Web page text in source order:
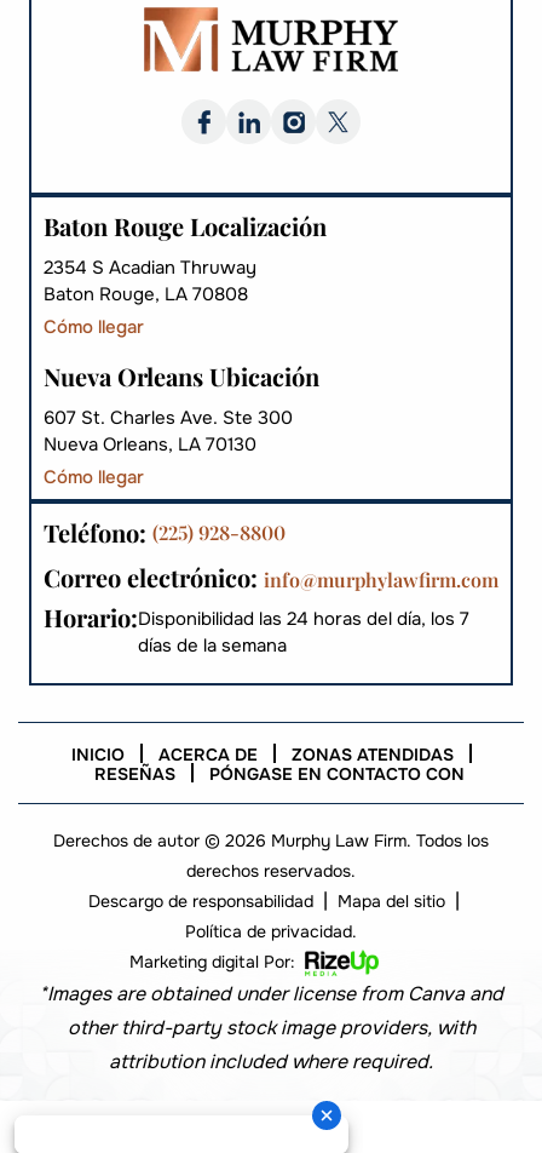
Baton Rouge Localización
2354 S Acadian Thruway
Baton Rouge, LA 70808
Cómo llegar
Nueva Orleans Ubicación
607 St. Charles Ave. Ste 300
Nueva Orleans, LA 70130
Cómo llegar
Teléfono: (225) 928-8800
Correo electrónico: info@murphylawfirm.com
Horario:Disponibilidad las 24 horas del día, los 7
días de la semana
INICIO ACERCA DE
ZONAS ATENDIDAS
RESEÑAS
PÓNGASE EN CONTACTO CON
Derechos de autor © 2026 Murphy Law Firm. Todos los
derechos reservados.
Descargo de responsabilidad | Mapa del sitio |
Política de privacidad.
Marketing digital Por:
*Images are obtained under license from Canva and
other third-party stock image providers, with
attribution included where required.